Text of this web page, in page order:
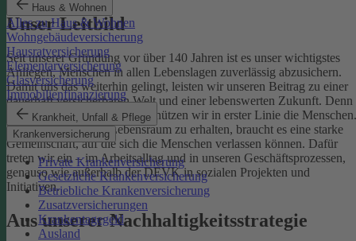
Haus & Wohnen
Alles zu Haus & Wohnen
Wohngebäudeversicherung
Hausratversicherung
Elementarversicherung
Glasversicherung
Immobilienfinanzierung
Krankheit, Unfall & Pflege
Krankenversicherung
Private Krankenversicherung
Gesetzliche Krankenversicherung
Betriebliche Krankenversicherung
Zusatzversicherungen
Krankentagegeld
Ausland
Unser Leitbild
Seit unserer Gründung vor über 140 Jahren ist es unser wichtigstes
Anliegen, Menschen in allen Lebenslagen zuverlässig abzusichern.
Damit uns das weiterhin gelingt, leisten wir unseren Beitrag zu einer
dauerhaft versicherbaren Welt und einer lebenswerten Zukunft. Denn
schützen wir das Klima, so schützen wir in erster Linie die Menschen.
Um einen gesunden Lebensraum zu erhalten, braucht es eine starke
Gemeinschaft, auf die sich die Menschen verlassen können. Dafür
treten wir ein – im Arbeitsalltag und in unseren Geschäftsprozessen,
genauso wie außerhalb der DEVK in sozialen Projekten und
Initiativen.
Aus unserer Nachhaltigkeitsstrategie